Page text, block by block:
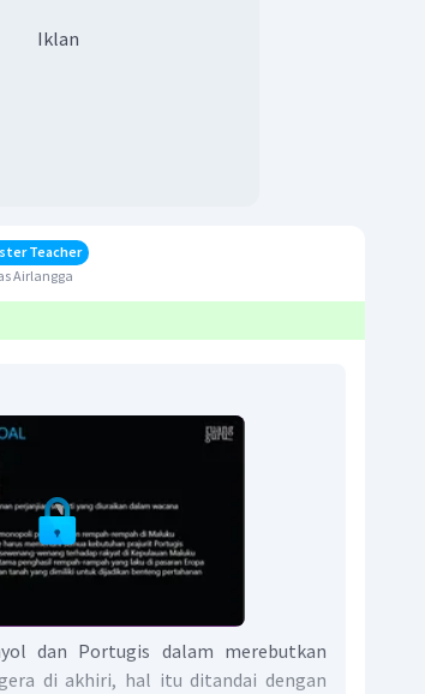
Iklan
Teacher
Airlangga
dan Portugis dalam merebutkan
di akhiri, hal itu ditandai dengan